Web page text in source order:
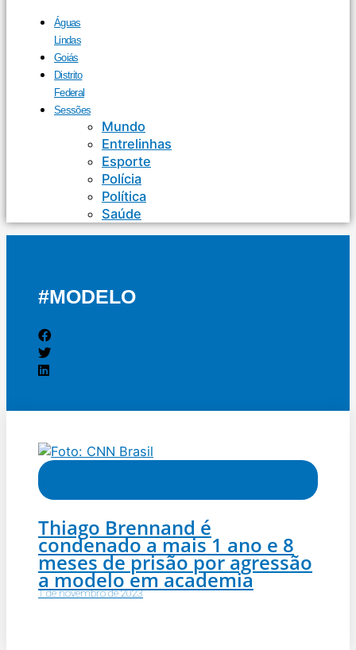
Águas
Lindas
Goiás
Distrito
Federal
Sessões
Mundo
Entrelinhas
Esporte
Polícia
Política
Saúde
#MODELO
Thiago Brennand é
condenado a mais 1 ano e 8
meses de prisão por agressão
a modelo em academia
1 de novembro de 2023